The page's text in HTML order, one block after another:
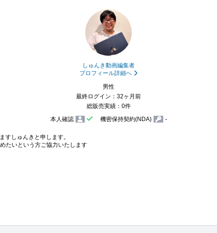
しゅんき動画編集者
プロフィール詳細へ
男性
最終ログイン：32ヶ月前
総販売実績：0件
本人確認
機密保持契約(NDA) -
すしゅんきと申します。
たいという方ご協力いたします